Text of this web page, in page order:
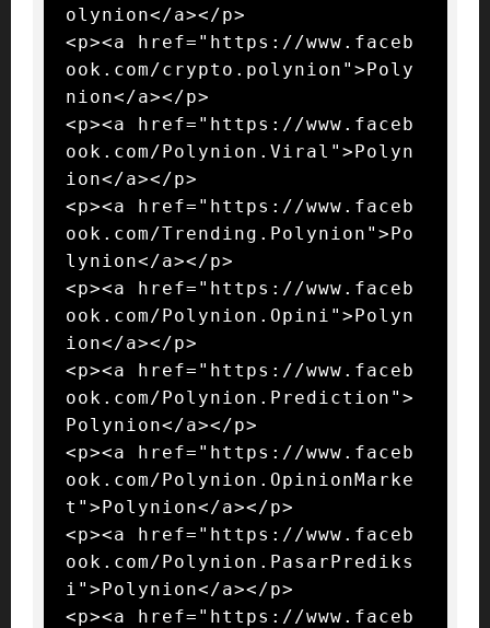
olynion</a></p>
<p><a href="https://www.faceb
ook.com/crypto.polynion">Poly
nion</a></p>
<p><a href="https://www.faceb
ook.com/Polynion.Viral">Polyn
ion</a></p>
<p><a href="https://www.faceb
ook.com/Trending.Polynion">Po
lynion</a></p>
<p><a href="https://www.faceb
ook.com/Polynion.Opini">Polyn
ion</a></p>
<p><a href="https://www.faceb
ook.com/Polynion.Prediction">
Polynion</a></p>
<p><a href="https://www.faceb
ook.com/Polynion.OpinionMarke
t">Polynion</a></p>
<p><a href="https://www.faceb
ook.com/Polynion.PasarPrediks
i">Polynion</a></p>
<p><a href="https://www.faceb